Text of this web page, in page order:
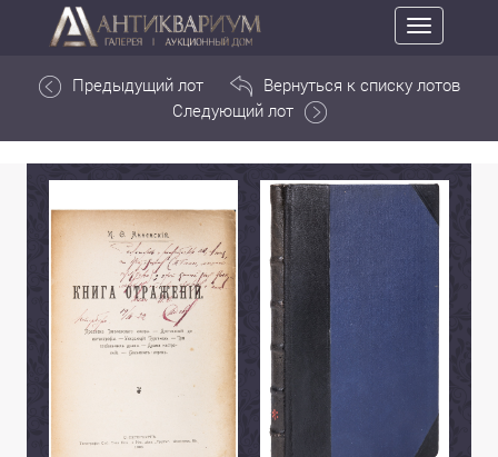
Toggle
navigation
Предыдущий лот
Вернуться к списку лотов
Следующий лот